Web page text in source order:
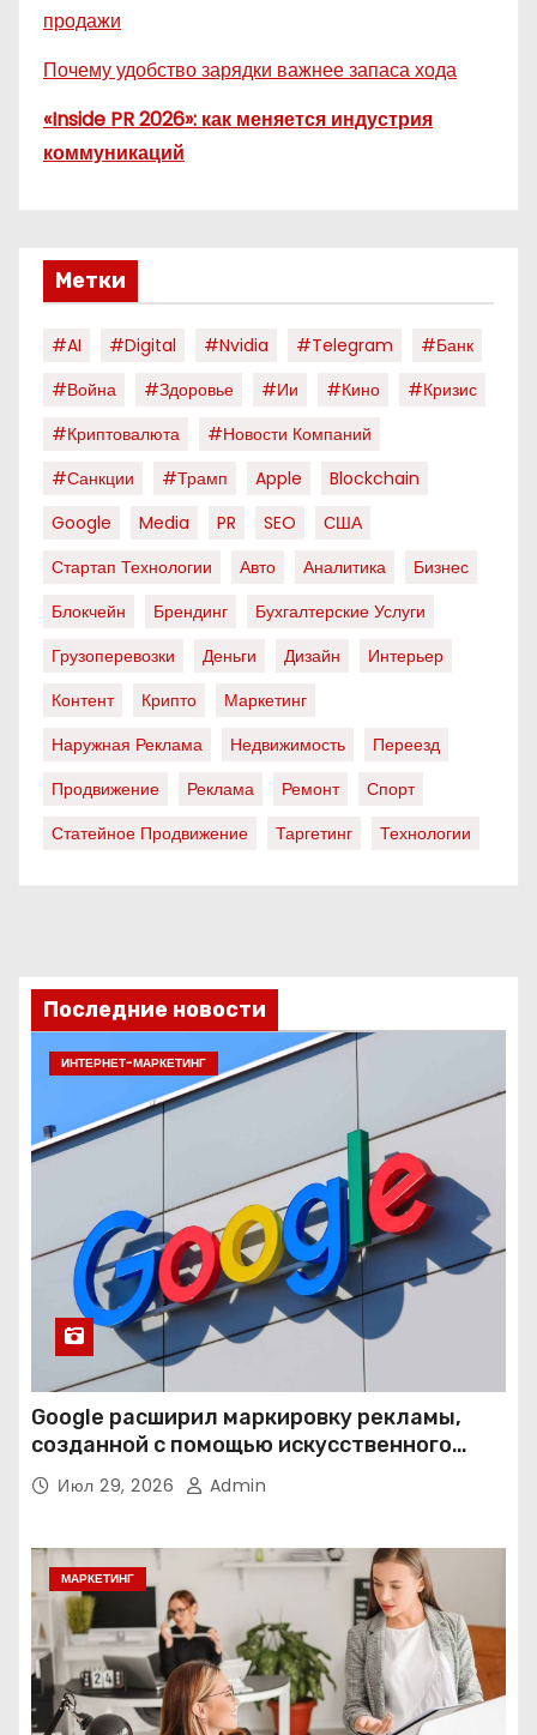
продажи
Почему удобство зарядки важнее запаса хода
«Inside PR 2026»: как меняется индустрия
коммуникаций
Метки
#AI #digital #nvidia #telegram
#банк
#война
#здоровье #ии #кино
#кризис
#криптовалюта
#новости Компаний
#санкции
#трамп Apple
Blockchain
Google
Media PR SEO
США
Стартап Технологии
Авто Аналитика
Бизнес
Блокчейн
Брендинг
Бухгалтерские Услуги
Грузоперевозки
Деньги Дизайн
Интерьер
Контент
Крипто
Маркетинг
Наружная Реклама
Недвижимость
Переезд
Продвижение
Реклама Ремонт
Спорт
Статейное Продвижение
Таргетинг Технологии
Последние новости
ИНТЕРНЕТ-МАРКЕТИНГ
Google расширил маркировку рекламы,
созданной с помощью искусственного
интеллекта
Июл 29, 2026 Admin
МАРКЕТИНГ